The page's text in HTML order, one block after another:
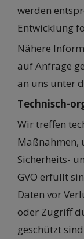
werden
Entwicklung
Nähere
auf Anfrage
an uns unter
Technisch-
Wir treffen
Maßnahmen,
Sicherheits-
GVO erfüllt
Daten vor
oder Zugriff
geschützt